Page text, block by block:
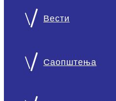
Вести
Саопштења
О нама